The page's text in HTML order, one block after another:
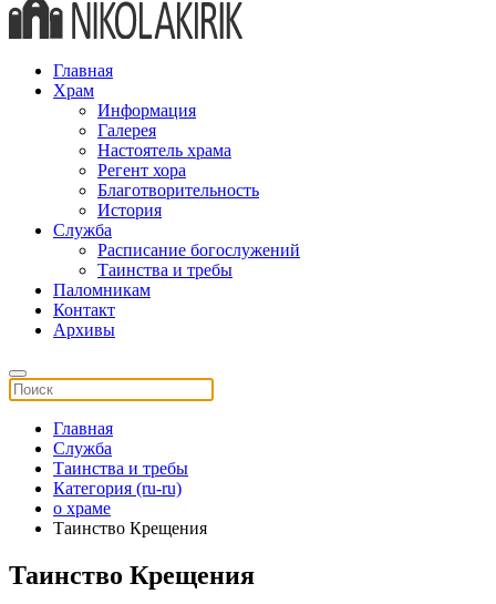
Главная
Храм
Информация
Галерея
Настоятель храма
Регент хора
Благотворительность
История
Служба
Расписание богослужений
Таинства и требы
Паломникам
Контакт
Архивы
Главная
Служба
Таинства и требы
Категория (ru-ru)
о храме
Таинство Крещения
Таинство Крещения